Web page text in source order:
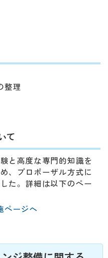
整理
て
と高度な専門的知識を
、プロポーザル方式に
た。詳細は以下のペー
ページへ